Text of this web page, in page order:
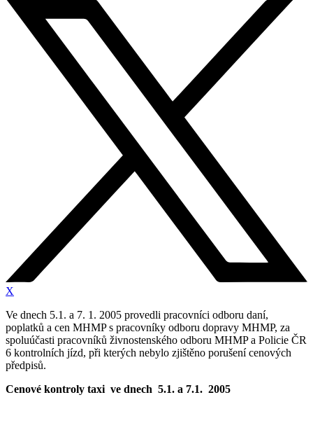
X
Ve dnech 5.1. a 7. 1. 2005 provedli pracovníci odboru daní,
poplatků a cen MHMP s pracovníky odboru dopravy MHMP, za
spoluúčasti pracovníků živnostenského odboru MHMP a Policie ČR
6 kontrolních jízd, při kterých nebylo zjištěno porušení cenových
předpisů.
Cenové kontroly taxi ve dnech 5.1. a 7.1. 2005